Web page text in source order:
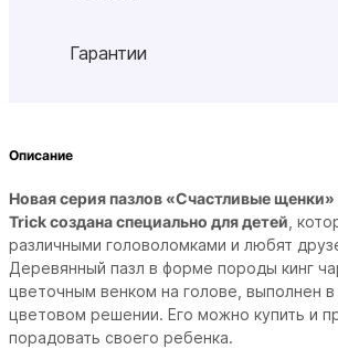
Гарантии
Описание
Новая серия пазлов «Счастливые
Trick создана специально для детей ,
различными головоломками и любят
Деревянный пазл в форме породы кинг
цветочным венком на голове, выполнен
цветовом решении. Его можно купить и
порадовать своего ребенка.